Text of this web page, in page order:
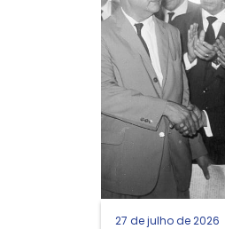
27 de julho de 2026